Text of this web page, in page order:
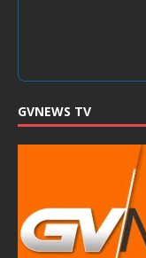
GVNEWS TV